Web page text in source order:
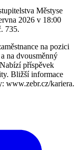
Městyse
2026 v 18:00
735.
na pozici
na dvousměnný
příspěvek
Bližší informace
www.zebr.cz/kariera.